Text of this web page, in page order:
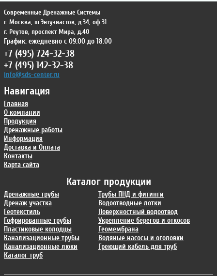
Каталог продукции
Дренажные трубы
Дренаж участка
Геотекстиль
Гофрированные трубы
Пластиковые колодцы
Канализационные трубы
Канализационные люки
Каталог труб
Трубы ПНД и фитинги
Водоотводные лотки
Поверхностный водоотвод
Укрепление берегов и откосов
Геомембрана
Водяные насосы и оголовки
Греющий кабель для труб
Навигация
Главная
О компании
Продукция
Дренажные работы
Информация
Доставка и Оплата
Контакты
Карта сайта
Современные Дренажные Системы
г. Москва, ш.Энтузиастов, д.34, оф.31
г. Реутов, проспект Мира, д.40
График: ежедневно с 09:00 до 18:00
+7 (495) 724-32-38
+7 (495) 142-32-38
info@sds-center.ru